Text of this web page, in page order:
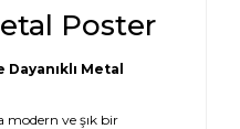
Poster
Dayanıklı Metal
modern ve şık bir